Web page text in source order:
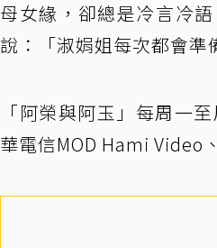
母女緣，卻總是冷言冷
說：「淑娟姐每次都會準
「阿榮與阿玉」每周一
華電信MOD Hami Video